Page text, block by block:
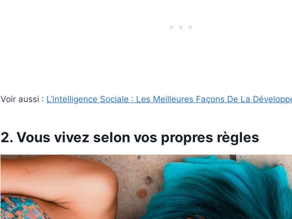
Voir aussi : L’intelligence Sociale : Les Meilleures Façons De La
2. Vous vivez selon vos propres règles